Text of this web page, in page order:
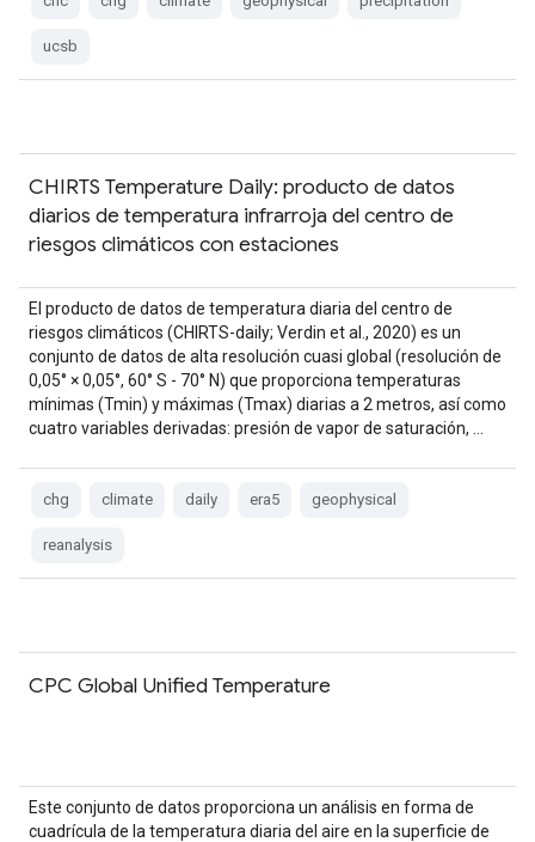
ucsb
CHIRTS Temperature Daily: producto de datos
diarios de temperatura infrarroja del centro de
riesgos climáticos con estaciones
El producto de datos de temperatura diaria del centro de
riesgos climáticos (CHIRTS-daily; Verdin et al., 2020) es un
conjunto de datos de alta resolución cuasi global (resolución de
0,05° × 0,05°, 60° S - 70° N) que proporciona temperaturas
mínimas (Tmin) y máximas (Tmax) diarias a 2 metros, así como
cuatro variables derivadas: presión de vapor de saturación, …
chg climate daily era5 geophysical
reanalysis
CPC Global Unified Temperature
Este conjunto de datos proporciona un análisis en forma de
cuadrícula de la temperatura diaria del aire en la superficie de